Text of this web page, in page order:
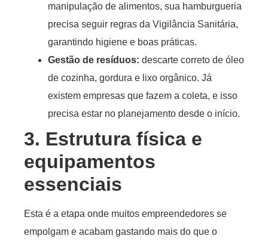
manipulação de alimentos, sua hamburgueria
precisa seguir regras da Vigilância Sanitária,
garantindo higiene e boas práticas.
Gestão de resíduos: descarte correto de óleo
de cozinha, gordura e lixo orgânico. Já
existem empresas que fazem a coleta, e isso
precisa estar no planejamento desde o início.
3. Estrutura física e
equipamentos
essenciais
Esta é a etapa onde muitos empreendedores se
empolgam e acabam gastando mais do que o